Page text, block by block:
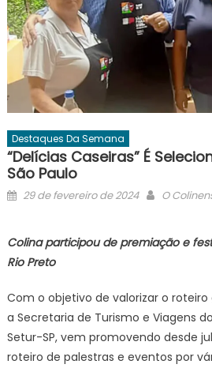
Destaques Da Semana
“Delícias Caseiras” É
São Paulo
Posted
29 de fevereiro de 2024 Author
O
Colina participou de premiação e
Rio Preto
Com o objetivo de valorizar o
a Secretaria de Turismo e Viagens
Setur-SP, vem promovendo desde
roteiro de palestras e eventos por